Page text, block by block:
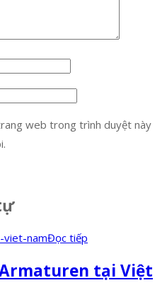
web trong trình duyệt này
Đọc tiếp
tại Việt